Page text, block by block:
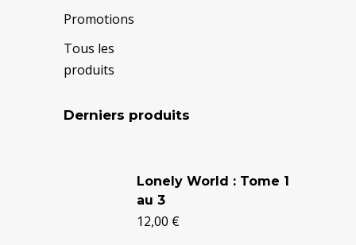
Promotions
Tous les
produits
Derniers produits
Lonely World : Tome 1
au 3
12,00 €